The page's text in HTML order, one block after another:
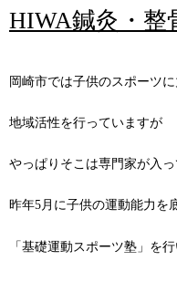
HIWA鍼灸・整
岡崎市では子供のスポーツ
地域活性を行っていますが
やっぱりそこは専門家が入
昨年5月に子供の運動能力を
「基礎運動スポーツ塾」を